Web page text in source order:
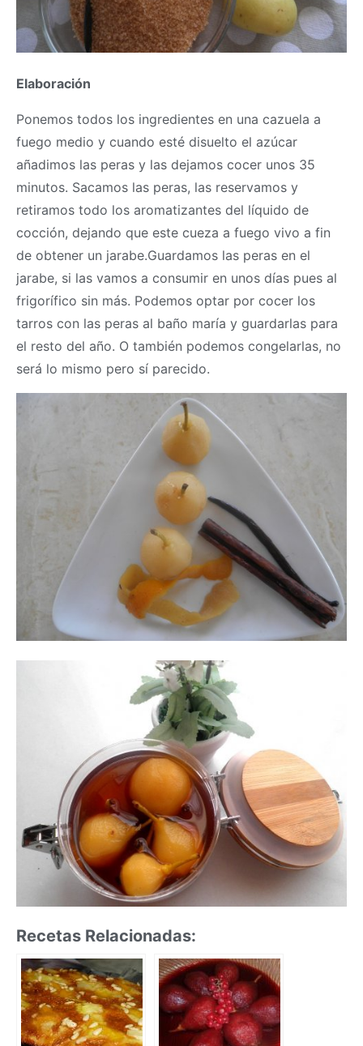
Elaboración
Ponemos todos los ingredientes en una cazuela a
fuego medio y cuando esté disuelto el azúcar
añadimos las peras y las dejamos cocer unos 35
minutos. Sacamos las peras, las reservamos y
retiramos todo los aromatizantes del líquido de
cocción, dejando que este cueza a fuego vivo a fin
de obtener un jarabe.Guardamos las peras en el
jarabe, si las vamos a consumir en unos días pues al
frigorífico sin más. Podemos optar por cocer los
tarros con las peras al baño maría y guardarlas para
el resto del año. O también podemos congelarlas, no
será lo mismo pero sí parecido.
Recetas Relacionadas: